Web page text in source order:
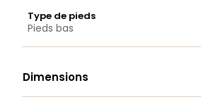
Type de pieds
Pieds bas
Dimensions